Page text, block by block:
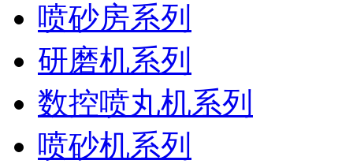
喷砂房系列
研磨机系列
数控喷丸机系列
喷砂机系列